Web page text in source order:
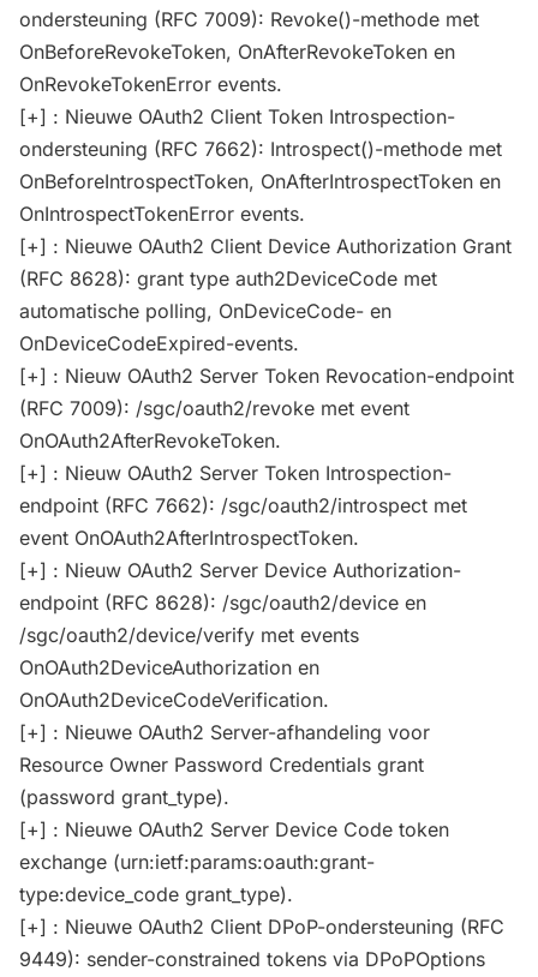
ondersteuning (RFC 7009): Revoke()-methode met
OnBeforeRevokeToken, OnAfterRevokeToken en
OnRevokeTokenError events.
[+] : Nieuwe OAuth2 Client Token Introspection-
ondersteuning (RFC 7662): Introspect()-methode met
OnBeforeIntrospectToken, OnAfterIntrospectToken en
OnIntrospectTokenError events.
[+] : Nieuwe OAuth2 Client Device Authorization Grant
(RFC 8628): grant type auth2DeviceCode met
automatische polling, OnDeviceCode- en
OnDeviceCodeExpired-events.
[+] : Nieuw OAuth2 Server Token Revocation-endpoint
(RFC 7009): /sgc/oauth2/revoke met event
OnOAuth2AfterRevokeToken.
[+] : Nieuw OAuth2 Server Token Introspection-
endpoint (RFC 7662): /sgc/oauth2/introspect met
event OnOAuth2AfterIntrospectToken.
[+] : Nieuw OAuth2 Server Device Authorization-
endpoint (RFC 8628): /sgc/oauth2/device en
/sgc/oauth2/device/verify met events
OnOAuth2DeviceAuthorization en
OnOAuth2DeviceCodeVerification.
[+] : Nieuwe OAuth2 Server-afhandeling voor
Resource Owner Password Credentials grant
(password grant_type).
[+] : Nieuwe OAuth2 Server Device Code token
exchange (urn:ietf:params:oauth:grant-
type:device_code grant_type).
[+] : Nieuwe OAuth2 Client DPoP-ondersteuning (RFC
9449): sender-constrained tokens via DPoPOptions